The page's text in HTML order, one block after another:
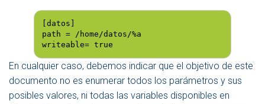
[datos]
path = /home/datos/%a
writeable= true
En cualquier caso, debemos indicar que el objetivo de este
documento no es enumerar todos los parámetros y sus
posibles valores, ni todas las variables disponibles en